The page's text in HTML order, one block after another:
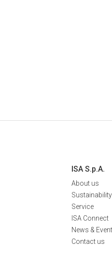
ISA S.p.A.
About us
Sustainability
Service
ISA Connect
News &
Contact us